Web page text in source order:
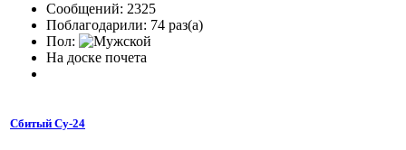
Сообщений: 2325
Поблагодарили: 74 раз(а)
Пол:
На доске почета
Сбитый Су-24